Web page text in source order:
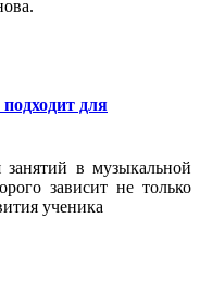
для
в музыкальной
зависит не только
ученика